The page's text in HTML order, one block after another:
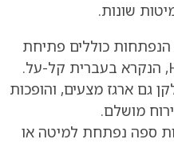
שונות.
כוללים פתיחת
משיכה וכן מנגנון High-riser, הנקרא בעברית קל-על.
גם ארגז מצעים, והופכות
מושלם.
ספה נפתחת למיטה או